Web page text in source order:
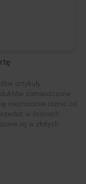
artykuły
zamieszczone
nieznacznie różnić od
w ilościach
są w złotych